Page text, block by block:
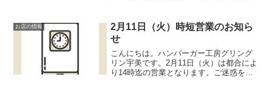
シコと言えばコレと自信を持って提供す
る期間限定週替わりバー...
お店の情報
2月11日（火）時短営業のお知ら
せ
こんにちは。ハンバーガー工房グリング
リン宇美です。2月11日（火）は都合によ
り14時迄の営業となります。ご迷惑をお